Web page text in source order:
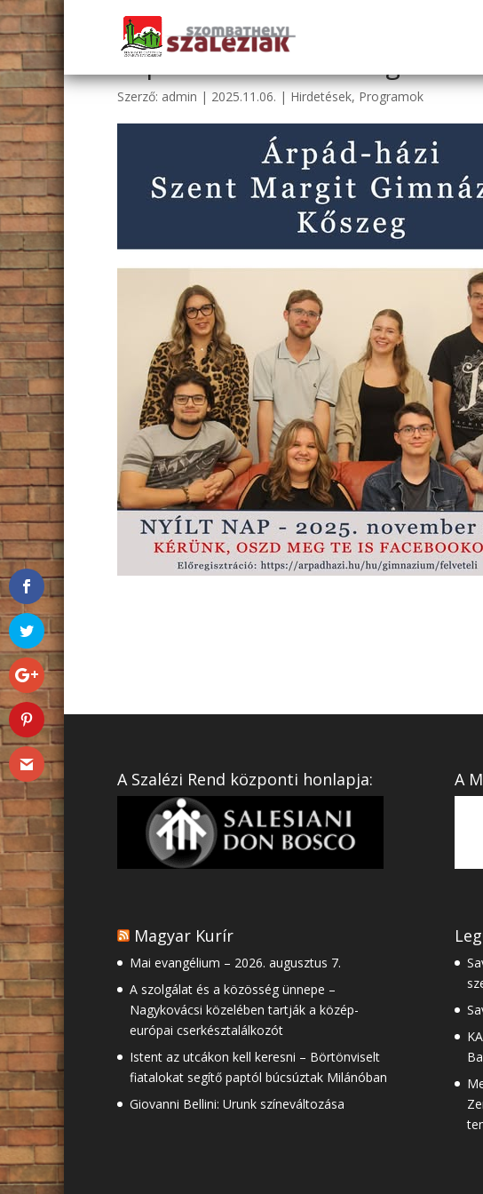
Árpád-házi Szent Margit
Szerző: admin | 2025.11.06. | Hirdetések, Programok
A Szalézi Rend központi honlapja:
Magyar Kurír
Mai evangélium – 2026. augusztus 7.
A szolgálat és a közösség ünnepe –
Nagykovácsi közelében tartják a közép-
európai cserkésztalálkozót
Istent az utcákon kell keresni – Börtönviselt
fiatalokat segítő paptól búcsúztak Milánóban
Giovanni Bellini: Urunk színeváltozása
A